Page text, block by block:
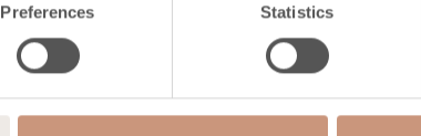
Preferences Statistics